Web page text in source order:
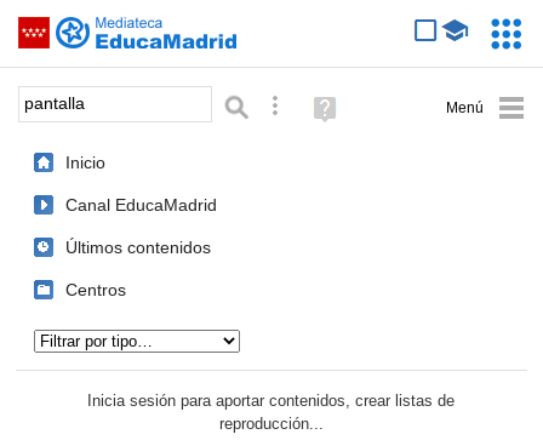
Saltar navegación
Palabra o frase: Búsqueda avanzada
Ayuda
(en
Inicio
Canal EducaMadrid
Últimos contenidos
Centros
Inicia sesión para aportar contenidos, crear listas de
reproducción...